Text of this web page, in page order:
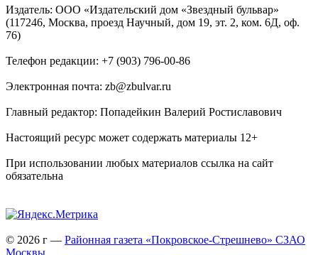
Издатель: ООО «Издательский дом «Звездный бульвар»
(117246, Москва, проезд Научный, дом 19, эт. 2, ком. 6Д, оф.
76)
Телефон редакции: +7 (903) 796-00-86
Электронная почта: zb@zbulvar.ru
Главный редактор: Попадейкин Валерий Ростиславович
Настоящий ресурс может содержать материалы 12+
При использовании любых материалов ссылка на сайт
обязательна
© 2026 г — Районная газета «Покровское-Стрешнево» СЗАО
Москвы